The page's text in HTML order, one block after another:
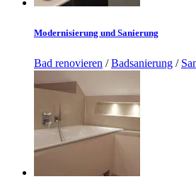
Modernisierung und Sanierung
Bad renovieren /Badsanierung /